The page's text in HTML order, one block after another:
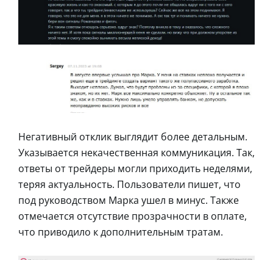
Негативный отклик выглядит более детальным.
Указывается некачественная коммуникация. Так,
ответы от трейдеры могли приходить неделями,
теряя актуальность. Пользователи пишет, что
под руководством Марка ушел в минус. Также
отмечается отсутствие прозрачности в оплате,
что приводило к дополнительным тратам.